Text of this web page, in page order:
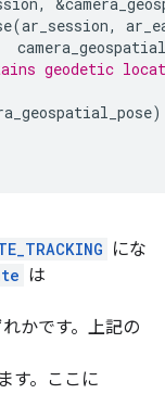
(ar_session,
geodetic
にな
は
かです。上記の
す。ここに